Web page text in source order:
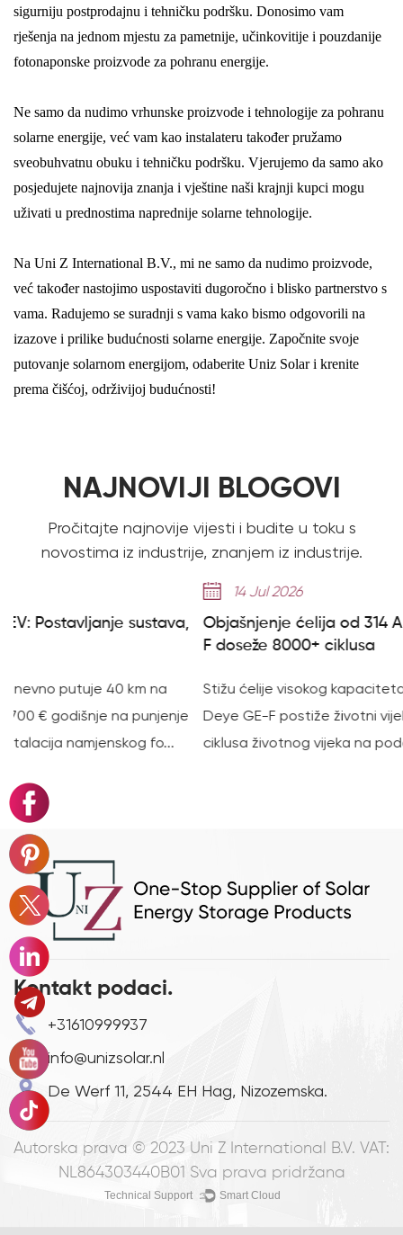
sigurniju postprodajnu i tehničku podršku. Donosimo vam
rješenja na jednom mjestu za pametnije, učinkovitije i pouzdanije
fotonaponske proizvode za pohranu energije.
Ne samo da nudimo vrhunske proizvode i tehnologije za pohranu
solarne energije, već vam kao instalateru također pružamo
sveobuhvatnu obuku i tehničku podršku. Vjerujemo da samo ako
posjedujete najnovija znanja i vještine naši krajnji kupci mogu
uživati ​​u prednostima naprednije solarne tehnologije.
Na Uni Z International B.V., mi ne samo da nudimo proizvode,
već također nastojimo uspostaviti dugoročno i blisko partnerstvo s
vama. Radujemo se suradnji s vama kako bismo odgovorili na
izazove i prilike budućnosti solarne energije. Započnite svoje
putovanje solarnom energijom, odaberite Uniz Solar i krenite
prema čišćoj, održivijoj budućnosti!
NAJNOVIJI BLOGOVI
Pročitajte najnovije vijesti i budite u toku s
novostima iz industrije, znanjem iz industrije.
Objašnjenje ćelija od 314 Ah: Kako serija Deye GE-
Stižu ćelije visokog kapaciteta od 314 Ah: Kako serija
Deye GE-F postiže životni vijek od 8000 ciklusa Brojevi
ciklusa životnog vijeka na podatkovnoj tablici bater...
Kontakt podaci.
+31610999937
info@unizsolar.nl
De Werf 11, 2544 EH Hag, Nizozemska.
Autorska prava © 2023 Uni Z International B.V. VAT:
NL864303440B01 Sva prava pridržana
Technical Support ： Smart Cloud